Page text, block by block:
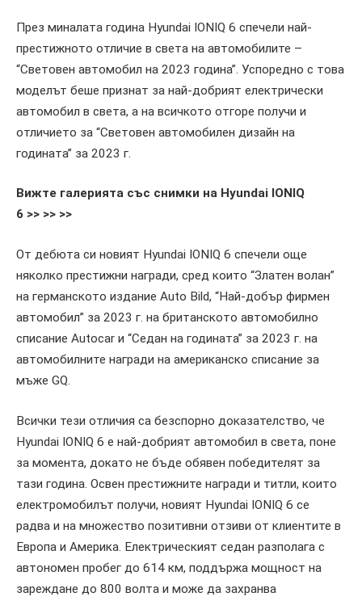
През миналата година Hyundai IONIQ 6 спечели най-
престижното отличие в света на автомобилите –
“Световен автомобил на 2023 година”. Успоредно с това
моделът беше признат за най-добрият електрически
автомобил в света, а на всичкото отгоре получи и
отличието за “Световен автомобилен дизайн на
годината” за 2023 г.
Вижте галерията със снимки на Hyundai IONIQ
6 >> >> >>
От дебюта си новият Hyundai IONIQ 6 спечели още
няколко престижни награди, сред които “Златен волан”
на германското издание Auto Bild, “Най-добър фирмен
автомобил” за 2023 г. на британското автомобилно
списание Autocar и “Седан на годината” за 2023 г. на
автомобилните награди на американско списание за
мъже GQ.
Всички тези отличия са безспорно доказателство, че
Hyundai IONIQ 6 е най-добрият автомобил в света, поне
за момента, докато не бъде обявен победителят за
тази година. Освен престижните награди и титли, които
електромобилът получи, новият Hyundai IONIQ 6 се
радва и на множество позитивни отзиви от клиентите в
Европа и Америка. Електрическият седан разполага с
автономен пробег до 614 км, поддържа мощност на
зареждане до 800 волта и може да захранва